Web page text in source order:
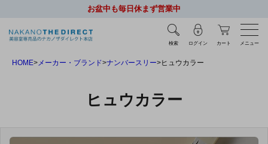
お盆中も毎日休まず営業中
検索 ログイン カート メニュー
HOME メーカー・ブランド ナンバースリー ヒュウカラー
ヒュウカラー